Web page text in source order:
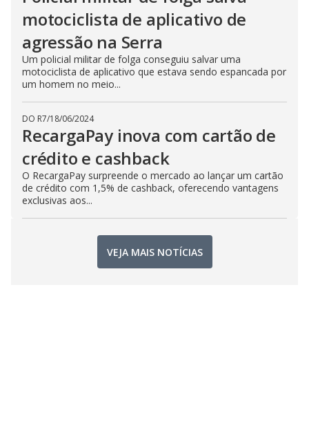
motociclista de aplicativo de
agressão na Serra
Um policial militar de folga conseguiu salvar uma
motociclista de aplicativo que estava sendo espancada por
um homem no meio...
DO R7/18/06/2024
RecargaPay inova com cartão de
crédito e cashback
O RecargaPay surpreende o mercado ao lançar um cartão
de crédito com 1,5% de cashback, oferecendo vantagens
exclusivas aos...
VEJA MAIS NOTÍCIAS